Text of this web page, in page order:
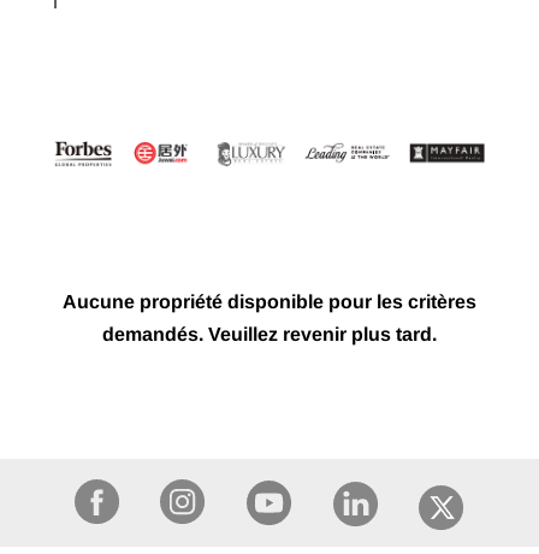
Aucune propriété disponible pour les critères
demandés. Veuillez revenir plus tard.